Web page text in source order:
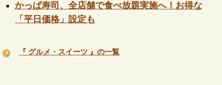
かっぱ寿司、全店舗で食べ放題実施へ！お得な
「平日価格」設定も
『 グルメ・スイーツ 』の一覧